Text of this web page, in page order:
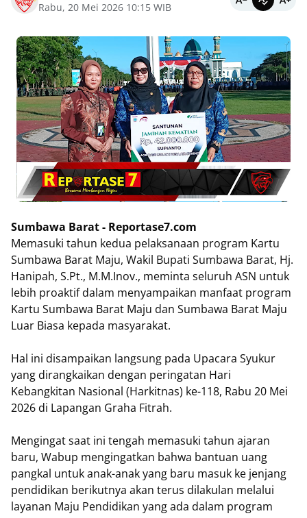
Rabu, 20 Mei 2026 10:15 WIB
Sumbawa Barat - Reportase7.com
Memasuki tahun kedua pelaksanaan program Kartu
Sumbawa Barat Maju, Wakil Bupati Sumbawa Barat, Hj.
Hanipah, S.Pt., M.M.Inov., meminta seluruh ASN untuk
lebih proaktif dalam menyampaikan manfaat program
Kartu Sumbawa Barat Maju dan Sumbawa Barat Maju
Luar Biasa kepada masyarakat.
Hal ini disampaikan langsung pada Upacara Syukur
yang dirangkaikan dengan peringatan Hari
Kebangkitan Nasional (Harkitnas) ke-118, Rabu 20 Mei
2026 di Lapangan Graha Fitrah.
Mengingat saat ini tengah memasuki tahun ajaran
baru, Wabup mengingatkan bahwa bantuan uang
pangkal untuk anak-anak yang baru masuk ke jenjang
pendidikan berikutnya akan terus dilakulan melalui
layanan Maju Pendidikan yang ada dalam program